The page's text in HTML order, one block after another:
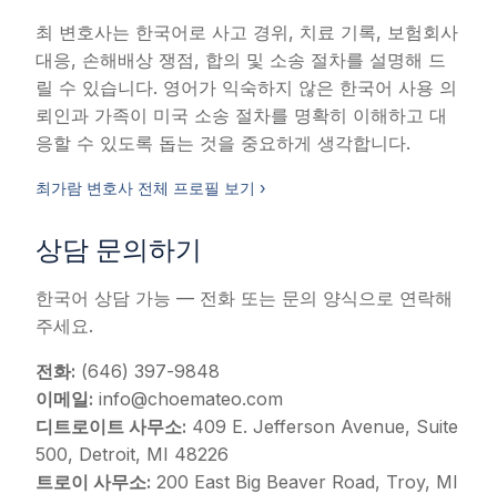
최 변호사는 한국어로 사고 경위, 치료 기록, 보험회사
대응, 손해배상 쟁점, 합의 및 소송 절차를 설명해 드
릴 수 있습니다. 영어가 익숙하지 않은 한국어 사용 의
뢰인과 가족이 미국 소송 절차를 명확히 이해하고 대
응할 수 있도록 돕는 것을 중요하게 생각합니다.
최가람 변호사 전체 프로필 보기 ›
상담 문의하기
한국어 상담 가능 — 전화 또는 문의 양식으로 연락해
주세요.
전화: (646) 397-9848
이메일: info@choemateo.com
디트로이트 사무소: 409 E. Jefferson Avenue, Suite
500, Detroit, MI 48226
트로이 사무소: 200 East Big Beaver Road, Troy, MI